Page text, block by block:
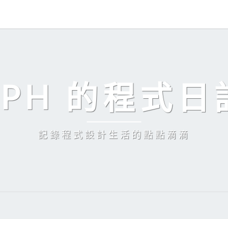
的程式日
記錄程式設計生活的點點滴滴